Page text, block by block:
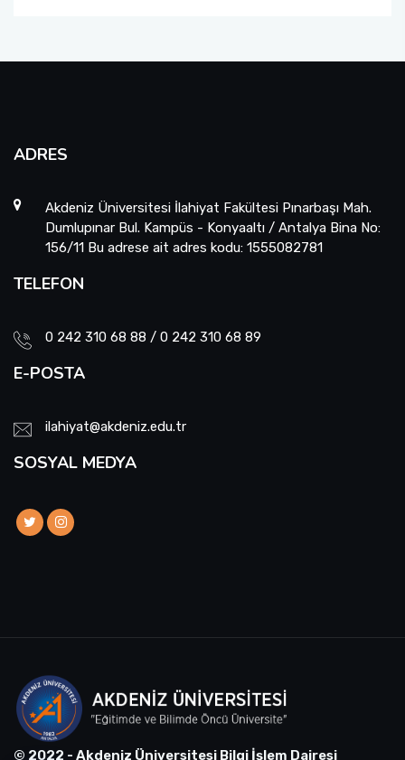
ADRES
Akdeniz Üniversitesi İlahiyat Fakültesi Pınarbaşı Mah.
Dumlupınar Bul. Kampüs - Konyaaltı / Antalya Bina No:
156/11 Bu adrese ait adres kodu: 1555082781
TELEFON
0 242 310 68 88 / 0 242 310 68 89
E-POSTA
ilahiyat@akdeniz.edu.tr
SOSYAL MEDYA
© 2022 - Akdeniz Üniversitesi Bilgi İşlem Dairesi